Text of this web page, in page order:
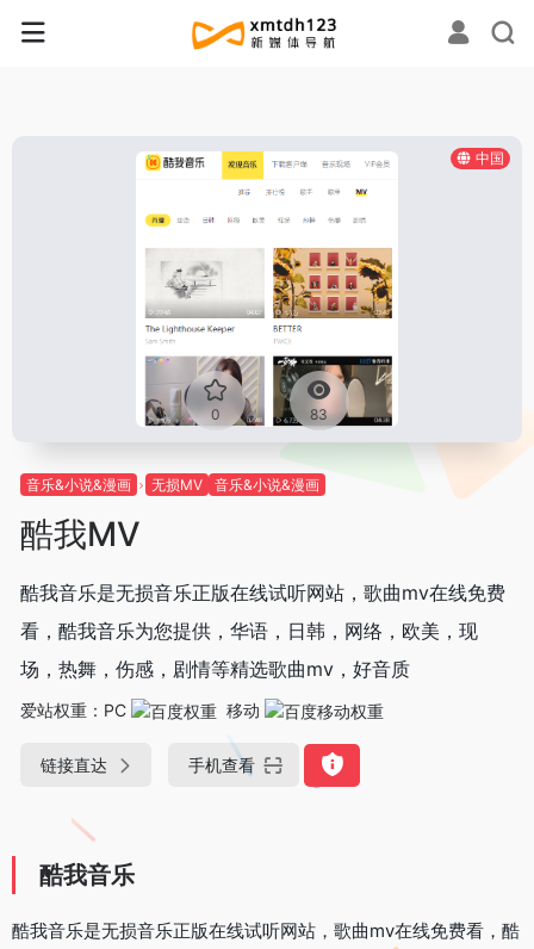
中国
0 83
音乐&小说&漫画 无损MV 音乐&小说&漫画
酷我MV
酷我音乐是无损音乐正版在线试听网站，歌曲mv在线免费
看，酷我音乐为您提供，华语，日韩，网络，欧美，现
场，热舞，伤感，剧情等精选歌曲mv，好音质
爱站权重： PC 移动
链接直达 手机查看
酷我音乐
酷我音乐是无损音乐正版在线试听网站，歌曲mv在线免费看，酷